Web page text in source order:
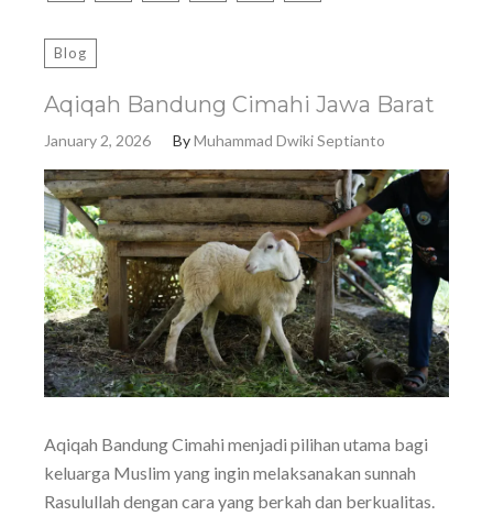
Blog
Aqiqah Bandung Cimahi Jawa Barat
January 2, 2026 ByMuhammad Dwiki Septianto
Aqiqah Bandung Cimahi menjadi pilihan utama bagi
keluarga Muslim yang ingin melaksanakan sunnah
Rasulullah dengan cara yang berkah dan berkualitas.